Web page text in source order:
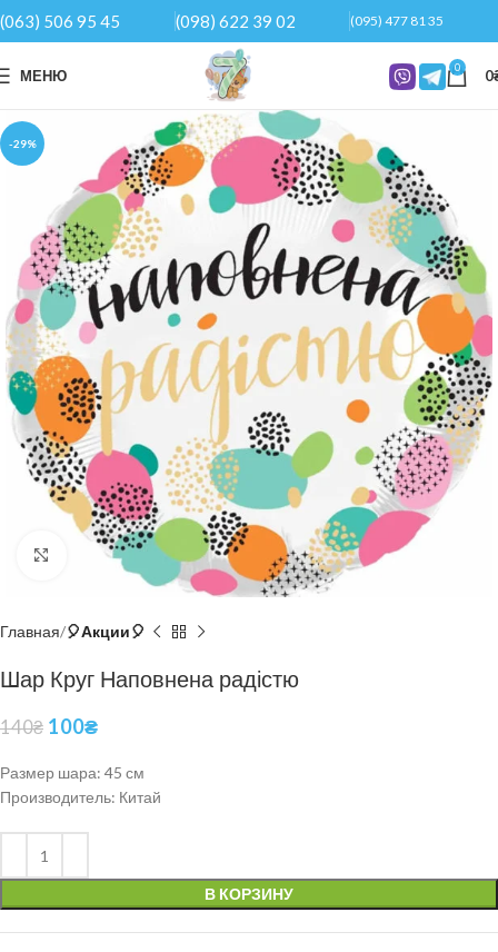
(063) 506 95 45 (098) 622 39 02 (095) 477 81 35
МЕНЮ 0 0
-29%
Нажмите, чтобы увеличить
Главная 🎈Акции🎈
Шар Круг Наповнена радістю
140₴ 100₴
Размер шара: 45 см
Производитель: Китай
В КОРЗИНУ